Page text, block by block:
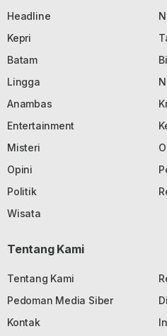
Headline
Kepri
Batam
Lingga
Anambas
Entertainment
Misteri
Opini
Politik
Wisata
Tentang Kami
Tentang Kami
Pedoman Media Siber
Kontak